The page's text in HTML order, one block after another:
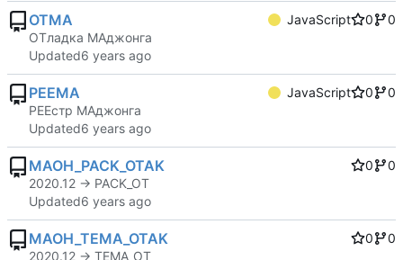
OTMA JavaScript 0
0
ОТладка МАджонга
Updated
PEEMA JavaScript 0
0
РЕЕстр МАджонга
Updated
MAOH_PACK_OTAK 0
0
2020.12 -> PACK_OT
Updated
MAOH_TEMA_OTAK 0
0
2020.12 -> TEMA_OT